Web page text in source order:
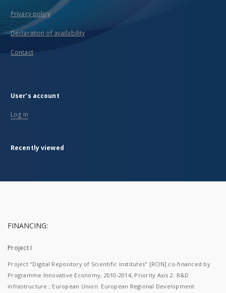
Privacy policy
Declaration of availability
Contact
User's account
Log in
Recently viewed
FINANCING:
Project I
Project "Digital Repository of Scientific Institutes" [RCIN] co-financed by
Programme Innovative Economy, 2010-2014, Priority Axis 2. R&D
infrastructure ; European Union. European Regional Development